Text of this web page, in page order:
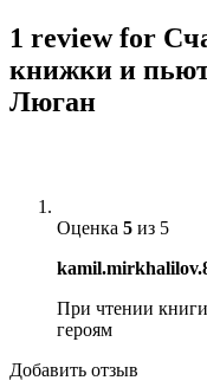
1 review for
книжки и
Люган
Оценка 5 из 5
При чтении
героям
Добавить отзыв